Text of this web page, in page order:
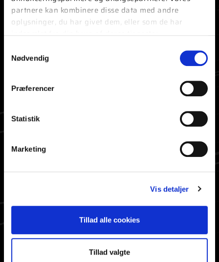
partnere kan kombinere disse data med andre
oplysninger, du har givet dem, eller som de har
Nødvendig
Præferencer
Statistik
Marketing
Vis detaljer
Tillad alle cookies
Tillad valgte
CVR-nummer ABF:51173511
CVR-nummer ABFnyt: 73403316
Nyhedsbrev
Ophavsret
HURTIG ADGANG
Søg på siden